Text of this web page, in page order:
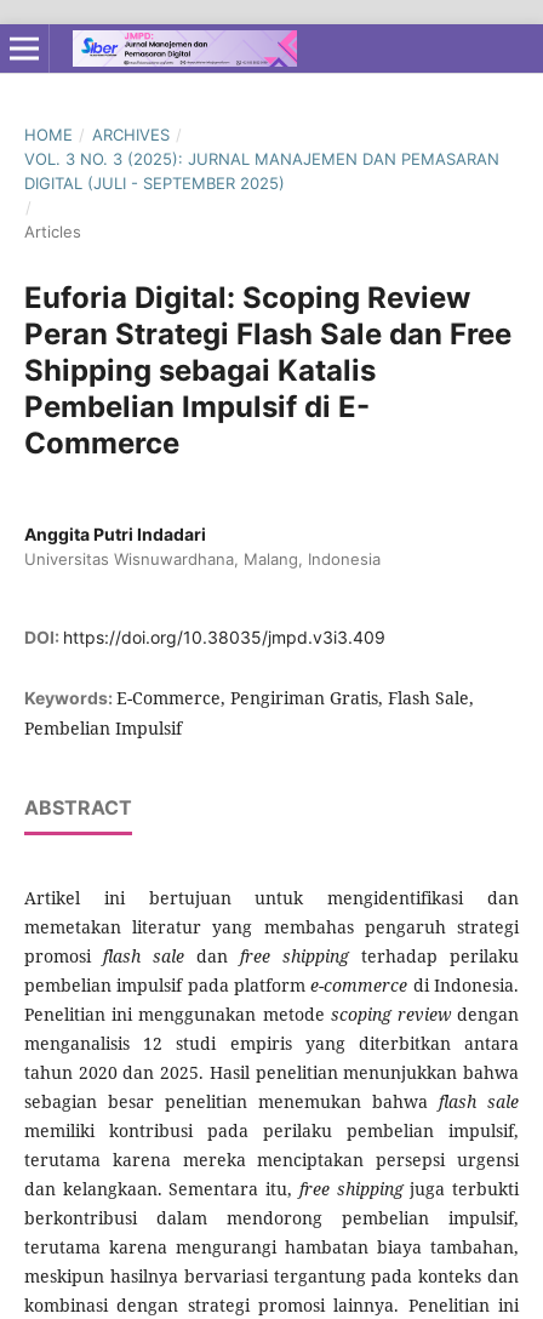
HOME / ARCHIVES /
VOL. 3 NO. 3 (2025): JURNAL MANAJEMEN DAN PEMASARAN
DIGITAL (JULI - SEPTEMBER 2025)
/
Articles
Euforia Digital: Scoping Review
Peran Strategi Flash Sale dan Free
Shipping sebagai Katalis
Pembelian Impulsif di E-
Commerce
Anggita Putri Indadari
Universitas Wisnuwardhana, Malang, Indonesia
DOI: https://doi.org/10.38035/jmpd.v3i3.409
Keywords: E-Commerce, Pengiriman Gratis, Flash Sale,
Pembelian Impulsif
ABSTRACT
Artikel ini bertujuan untuk mengidentifikasi dan
memetakan literatur yang membahas pengaruh strategi
promosi flash sale danfree shippingterhadap perilaku
pembelian impulsif pada platforme-commerce di Indonesia.
Penelitian ini menggunakan metode scoping reviewdengan
menganalisis 12 studi empiris yang diterbitkan antara
tahun 2020 dan 2025. Hasil penelitian menunjukkan bahwa
sebagian besar penelitian menemukan bahwaflash sale
memiliki kontribusi pada perilaku pembelian impulsif,
terutama karena mereka menciptakan persepsi urgensi
dan kelangkaan. Sementara itu, free shippingjuga terbukti
berkontribusi dalam mendorong pembelian impulsif,
terutama karena mengurangi hambatan biaya tambahan,
meskipun hasilnya bervariasi tergantung pada konteks dan
kombinasi dengan strategi promosi lainnya. Penelitian ini